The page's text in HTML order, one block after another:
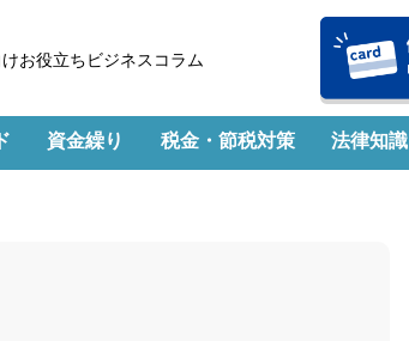
お役立ちビジネスコラム
資金繰り 税金・節税対策 法律知識